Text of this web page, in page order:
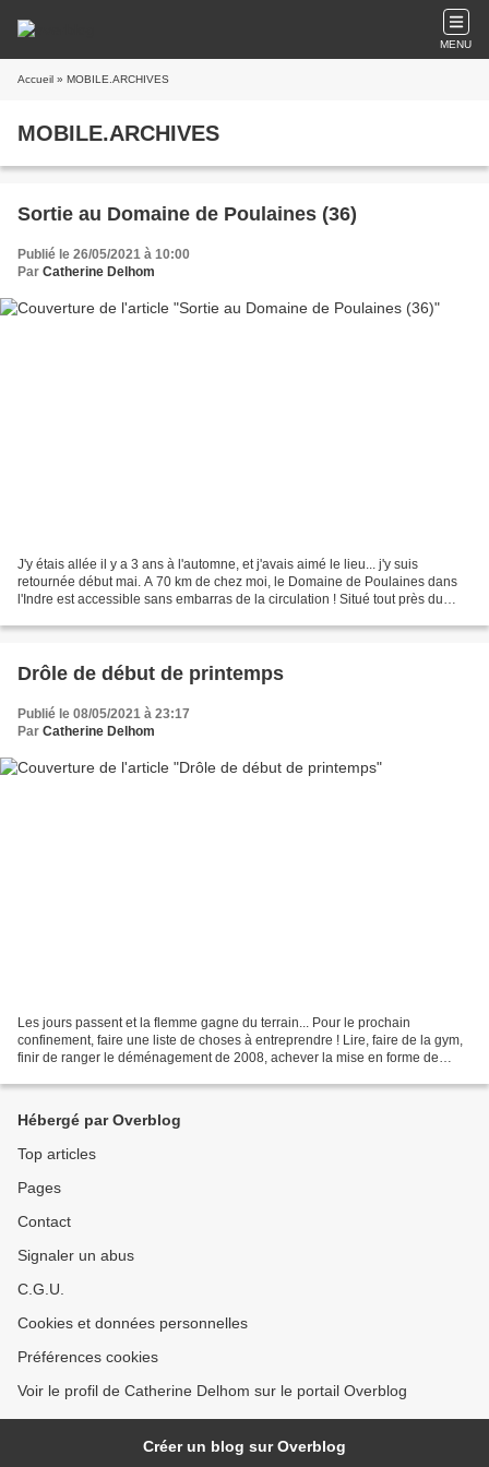
MENU
Accueil » MOBILE.ARCHIVES
MOBILE.ARCHIVES
Sortie au Domaine de Poulaines (36)
Publié le 26/05/2021 à 10:00
Par Catherine Delhom
J'y étais allée il y a 3 ans à l'automne, et j'avais aimé le lieu... j'y suis
retournée début mai. A 70 km de chez moi, le Domaine de Poulaines dans
l'Indre est accessible sans embarras de la circulation ! Situé tout près du
Drôle de début de printemps
Publié le 08/05/2021 à 23:17
Par Catherine Delhom
Les jours passent et la flemme gagne du terrain... Pour le prochain
confinement, faire une liste de choses à entreprendre ! Lire, faire de la gym,
finir de ranger le déménagement de 2008, achever la mise en forme de
Hébergé par Overblog
Top articles
Pages
Contact
Signaler un abus
C.G.U.
Cookies et données personnelles
Préférences cookies
Voir le profil de Catherine Delhom sur le portail Overblog
Créer un blog sur Overblog